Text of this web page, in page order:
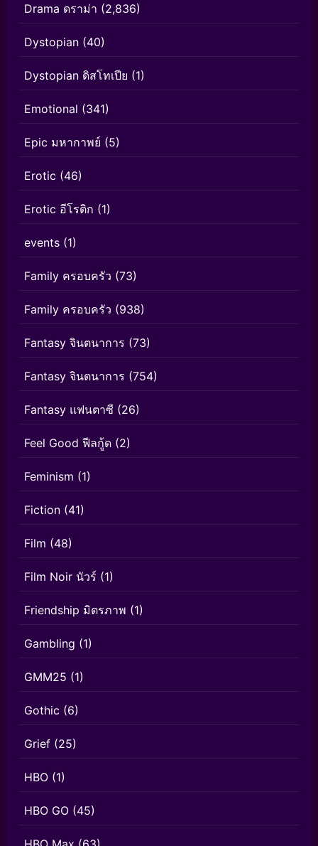
Drama ดราม่า (2,836)
Dystopian (40)
Dystopian ดิสโทเปีย (1)
Emotional (341)
Epic มหากาพย์ (5)
Erotic (46)
Erotic อีโรติก (1)
events (1)
Family ครอบครัว (73)
Family ครอบครัว (938)
Fantasy จินตนาการ (73)
Fantasy จินตนาการ (754)
Fantasy แฟนตาซี (26)
Feel Good ฟีลกู้ด (2)
Feminism (1)
Fiction (41)
Film (48)
Film Noir นัวร์ (1)
Friendship มิตรภาพ (1)
Gambling (1)
GMM25 (1)
Gothic (6)
Grief (25)
HBO (1)
HBO GO (45)